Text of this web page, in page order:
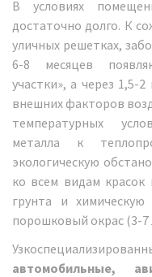
В условиях
достаточно долго. К
уличных решетках,
6-8 месяцев
участки», а через 1,5-
внешних факторов
температурных
металла к
экологическую
ко всем видам красок
грунта и химическую
порошковый окрас (3-7
автомобильные,